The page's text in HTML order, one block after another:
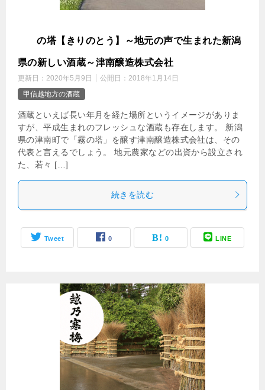
霧の塔【きりのとう】～地元の声で生まれた新潟
県の新しい酒蔵～津南醸造株式会社
更新日： 2020年5月9日 公開日： 2018年1月14日
甲信越地方の酒蔵
酒蔵といえば長い年月を経た場所というイメージがありま
すが、平成生まれのフレッシュな酒蔵も存在します。 新潟
県の津南町で「霧の塔」を醸す津南醸造株式会社は、その
代表と言えるでしょう。 地元農家などの出資から設立され
た、若々 […]
続きを読む
Tweet 0 0 LINE